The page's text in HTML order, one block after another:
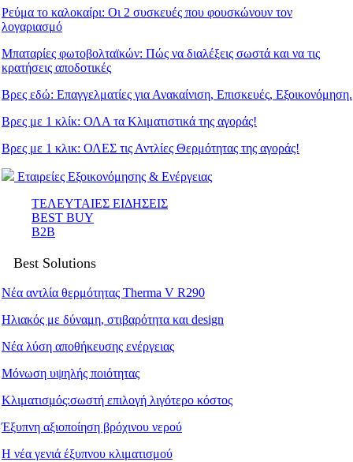
Ρεύμα το καλοκαίρι: Οι 2 συσκευές που φουσκώνουν τον
λογαριασμό
Μπαταρίες φωτοβολταϊκών: Πώς να διαλέξεις σωστά και να τις
κρατήσεις αποδοτικές
Βρες εδώ: Eπαγγελματίες για Ανακαίνιση, Επισκευές, Εξοικονόμηση.
Βρες με 1 κλίκ: ΟΛΑ τα Κλιματιστικά της αγοράς!
Βρες με 1 κλικ: ΟΛΕΣ τις Αντλίες Θερμότητας της αγοράς!
Εταιρείες Εξοικονόμησης & Ενέργειας
ΤΕΛΕΥΤΑΙΕΣ ΕΙΔΗΣΕΙΣ
BEST BUY
B2B
Best Solutions
Νέα αντλία θερμότητας Therma V R290
Ηλιακός με δύναμη, στιβαρότητα και design
Νέα λύση αποθήκευσης ενέργειας
Μόνωση υψηλής ποιότητας
Κλιματισμός:σωστή επιλογή λιγότερο κόστος
Έξυπνη αξιοποίηση βρόχινου νερού
Η νέα γενιά έξυπνου κλιματισμού